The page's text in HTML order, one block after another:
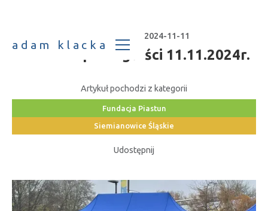
adam klacka
2024-11-11
Dzień Niepodległości 11.11.2024r.
Artykuł pochodzi z kategorii
Fundacja Piastun
Siemianowice Śląskie
Udostępnij